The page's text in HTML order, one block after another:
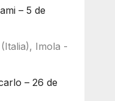
– 5 de
Imola -
– 26 de